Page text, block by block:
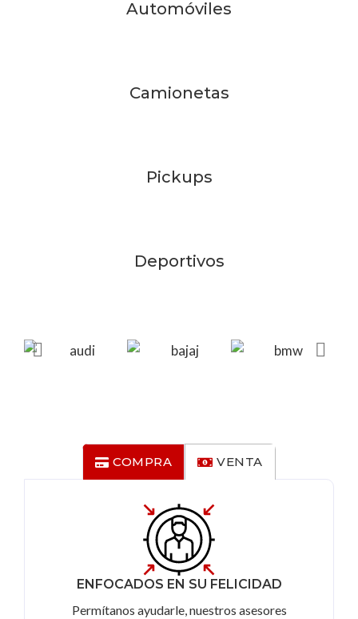
Automóviles
Camionetas
Pickups
Deportivos
COMPRA VENTA
ENFOCADOS EN SU FELICIDAD
Permítanos ayudarle, nuestros asesores